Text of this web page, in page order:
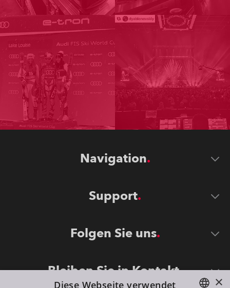
Navigation
Support
Folgen Sie uns
Bleiben Sie in Kontakt
×
Diese Webseite verwendet